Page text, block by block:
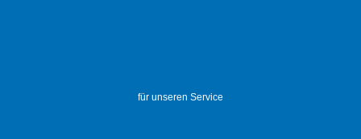
für unseren Service